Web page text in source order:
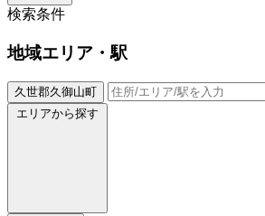
検索条件
地域エリア・駅
久世郡久御山町
エリアから探す